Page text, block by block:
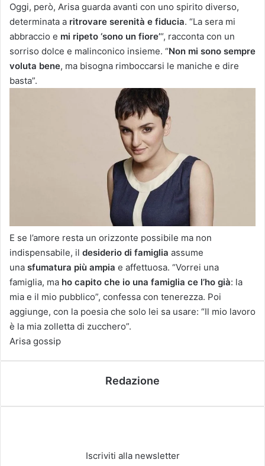
Oggi, però, Arisa guarda avanti con uno spirito diverso,
determinata a ritrovare serenità e fiducia. “La sera mi
abbraccio e mi ripeto ‘sono un fiore’“, racconta con un
sorriso dolce e malinconico insieme. “Non mi sono sempre
voluta bene, ma bisogna rimboccarsi le maniche e dire
basta”.
E se l’amore resta un orizzonte possibile ma non
indispensabile, il desiderio di famiglia assume
una sfumatura più ampia e affettuosa. “Vorrei una
famiglia, ma ho capito che io una famiglia ce l’ho già: la
mia e il mio pubblico”, confessa con tenerezza. Poi
aggiunge, con la poesia che solo lei sa usare: “Il mio lavoro
è la mia zolletta di zucchero”.
Arisa gossip
Redazione
Iscriviti alla newsletter